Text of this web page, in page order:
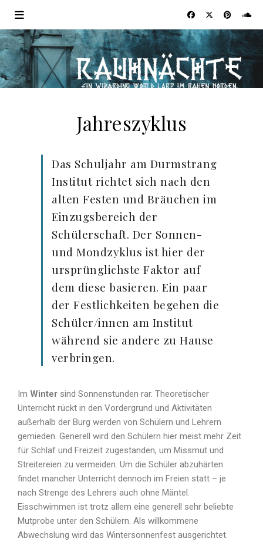
Jahreszyklus
Das Schuljahr am Durmstrang
Institut richtet sich nach den
alten Festen und Bräuchen im
Einzugsbereich der
Schülerschaft. Der Sonnen-
und Mondzyklus ist hier der
ursprünglichste Faktor auf
dem diese basieren. Ein paar
der Festlichkeiten begehen die
Schüler/innen am Institut
während sie andere zu Hause
verbringen.
Im Winter sind Sonnenstunden rar. Theoretischer
Unterricht rückt in den Vordergrund und Aktivitäten
außerhalb der Burg werden von Schülern und Lehrern
gemieden. Generell wird den Schülern hier meist mehr Zeit
für Schlaf und Freizeit zugestanden, um Missmut und
Streitereien zu vermeiden. Um die Schüler abzuhärten
findet mancher Unterricht dennoch im Freien statt – je
nach Strenge des Lehrers auch ohne Mäntel.
Eisschwimmen ist trotz allem eine generell sehr beliebte
Mutprobe unter den Schülern. Als willkommene
Abwechslung wird das Wintersonnenfest ausgerichtet.